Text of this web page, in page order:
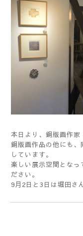
本日より、銅版画作家
銅版画作品の他にも
しています。
楽しい展示空間となっ
ださい。
9月2日と3日は堀田さ